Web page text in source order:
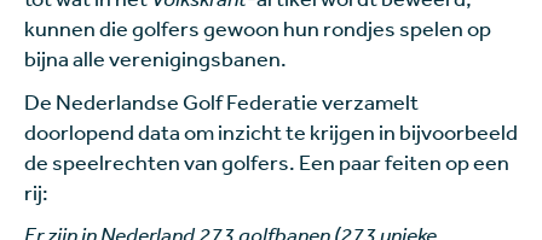
kunnen die golfers gewoon hun rondjes spelen op
bijna alle verenigingsbanen.
De Nederlandse Golf Federatie verzamelt
doorlopend data om inzicht te krijgen in bijvoorbeeld
de speelrechten van golfers. Een paar feiten op een
rij:
Er zijn in Nederland 273 golfbanen (273 unieke